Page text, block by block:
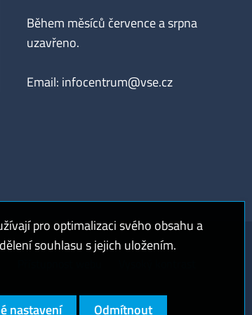
Během měsíců července a srpna
uzavřeno.
Email: infocentrum@vse.cz
pro optimalizaci svého obsahu a
souhlasu s jejich uložením.
nastavení Odmítnout